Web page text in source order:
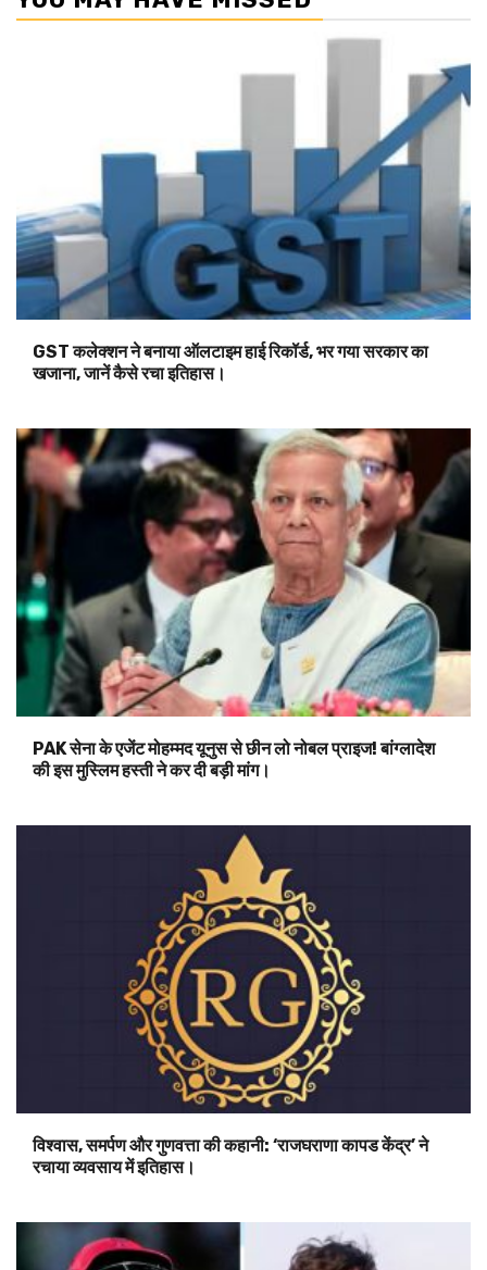
GST कलेक्शन ने बनाया ऑलटाइम हाई रिकॉर्ड, भर गया सरकार का
खजाना, जानें कैसे रचा इतिहास।
PAK सेना के एजेंट मोहम्मद यूनुस से छीन लो नोबल प्राइज! बांग्लादेश
की इस मुस्लिम हस्ती ने कर दी बड़ी मांग।
विश्वास, समर्पण और गुणवत्ता की कहानी: ‘राजघराणा कापड केंद्र’ ने
रचाया व्यवसाय में इतिहास।